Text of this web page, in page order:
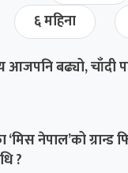
६ महिना
बढ्यो, चाँदी
नेपाल’को
?